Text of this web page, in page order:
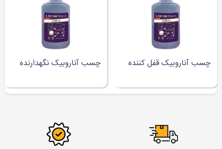
چسب آناروبیک قفل کننده چسب آناروبیک نگهدارنده